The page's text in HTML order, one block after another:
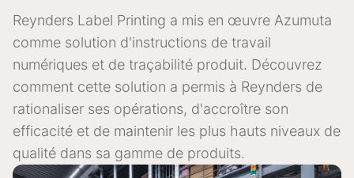
Reynders Label Printing a mis en œuvre Azumuta
comme solution d'instructions de travail
numériques et de traçabilité produit. Découvrez
comment cette solution a permis à Reynders de
rationaliser ses opérations, d'accroître son
efficacité et de maintenir les plus hauts niveaux de
qualité dans sa gamme de produits.